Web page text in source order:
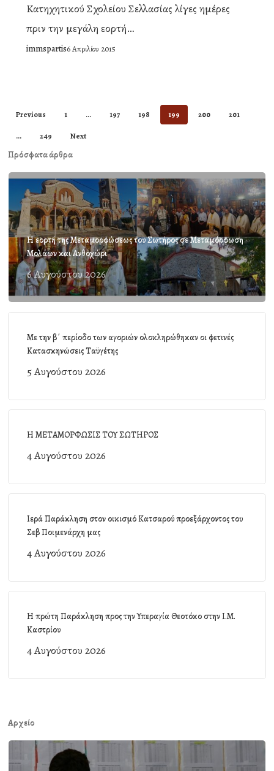
Άσυλο
Ανιάτων
Σπάρτης
Κατηχητικού Σχολείου Σελλασίας λίγες ημέρες
πριν την μεγάλη εορτή…
immspartis6 Απριλίου 2015
Previous 1 … 197 198 199 200 201
… 249 Next
Πρόσφατα άρθρα
Η εορτή της Μεταμορφώσεως του Σωτήρος σε Μεταμόρφωση
Μολάων και Ανθοχώρι
6 Αυγούστου 2026
Με την β΄ περίοδο των αγοριών ολοκληρώθηκαν οι φετινές
Κατασκηνώσεις Ταϋγέτης
5 Αυγούστου 2026
Η ΜΕΤΑΜΟΡΦΩΣΙΣ ΤΟΥ ΣΩΤΗΡΟΣ
4 Αυγούστου 2026
Ιερά Παράκληση στον οικισμό Κατσαρού προεξάρχοντος του
Σεβ Ποιμενάρχη μας
4 Αυγούστου 2026
Η πρώτη Παράκληση προς την Υπεραγία Θεοτόκο στην Ι.Μ.
Καστρίου
4 Αυγούστου 2026
Αρχείο